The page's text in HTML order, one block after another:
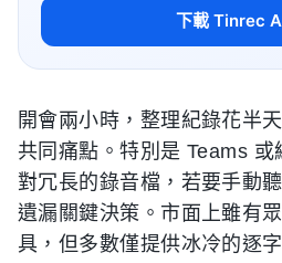
下載 Tinrec
開會兩小時，整理紀錄花半
共同痛點。特別是 Teams 或
對冗長的錄音檔，若要手動
遺漏關鍵決策。市面上雖有
具，但多數僅提供冰冷的逐